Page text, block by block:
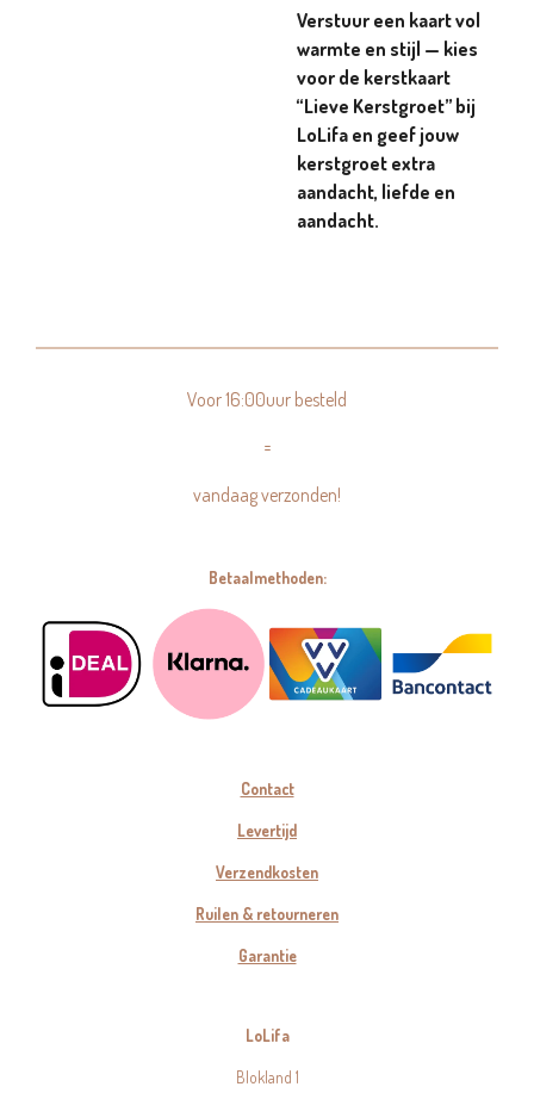
Verstuur een kaart vol
warmte en stijl — kies
voor de kerstkaart
“Lieve Kerstgroet” bij
LoLifa en geef jouw
kerstgroet extra
aandacht, liefde en
aandacht.
Voor 16:00uur besteld
=
vandaag verzonden!
Betaalmethoden:
Contact
Levertijd
Verzendkosten
Ruilen & retourneren
Garantie
LoLifa
Blokland 1